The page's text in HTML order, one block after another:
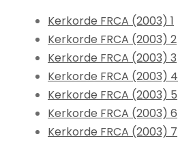
Kerkorde FRCA (2003) 1
Kerkorde FRCA (2003) 2
Kerkorde FRCA (2003) 3
Kerkorde FRCA (2003) 4
Kerkorde FRCA (2003) 5
Kerkorde FRCA (2003) 6
Kerkorde FRCA (2003) 7